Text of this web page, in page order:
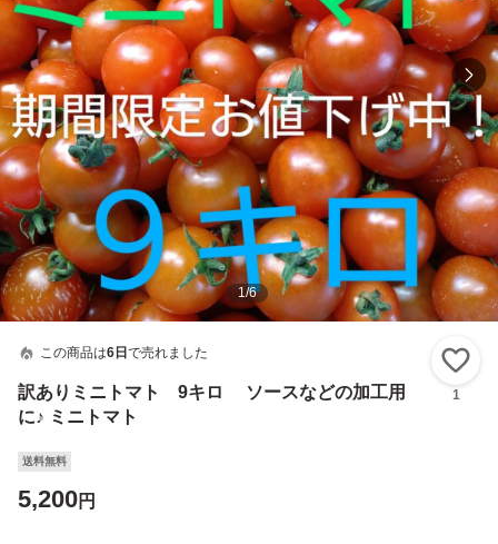
1/6
この商品は6日 で売れました
訳ありミニトマト 9キロ ソースなどの加工用
に♪ ミニトマト
1
送料無料
5,200円